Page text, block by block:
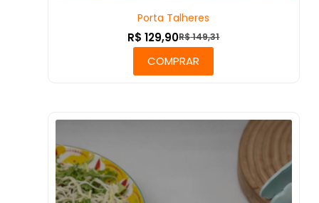
Porta Talheres
R$149,31
R$ 129,90
COMPRAR